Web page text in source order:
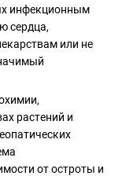
инфекционным
сердца,
или не
растений и
от остроты и